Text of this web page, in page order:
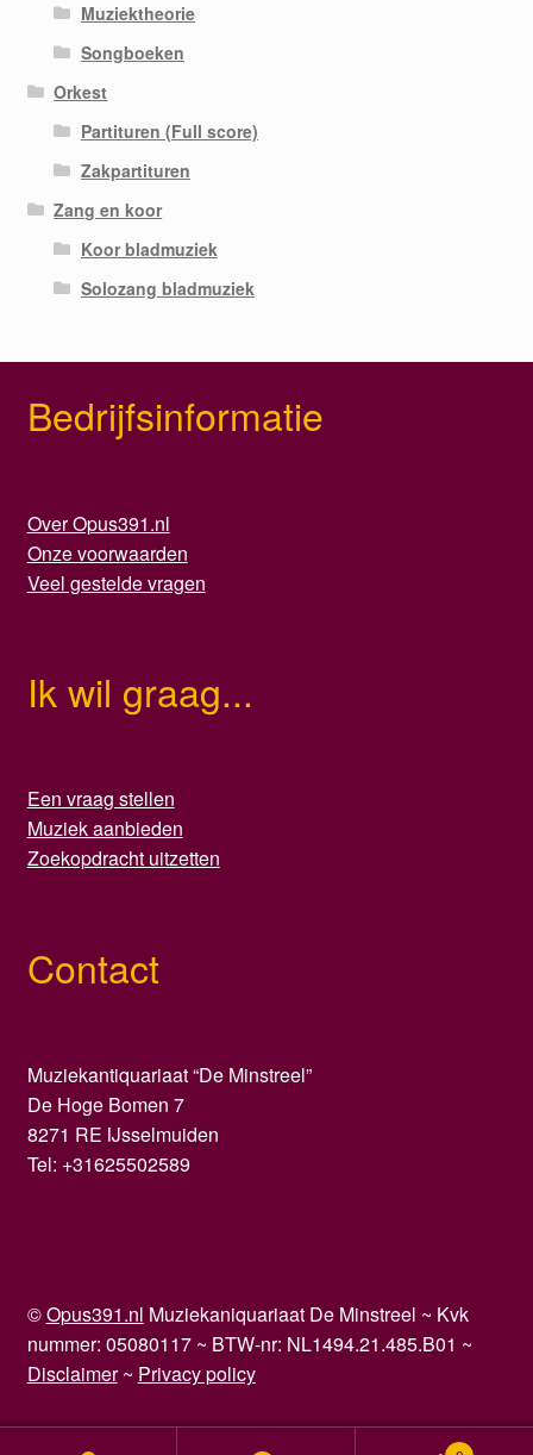
Muziektheorie
Songboeken
Orkest
Partituren (Full score)
Zakpartituren
Zang en koor
Koor bladmuziek
Solozang bladmuziek
Bedrijfsinformatie
Over Opus391.nl
Onze voorwaarden
Veel gestelde vragen
Ik wil graag...
Een vraag stellen
Muziek aanbieden
Zoekopdracht uitzetten
Contact
Muziekantiquariaat “De Minstreel”
De Hoge Bomen 7
8271 RE IJsselmuiden
Tel: +31625502589
©Opus391.nl Muziekaniquariaat De Minstreel ~ Kvk
nummer: 05080117 ~ BTW-nr: NL1494.21.485.B01 ~
Disclaimer~ Privacy policy